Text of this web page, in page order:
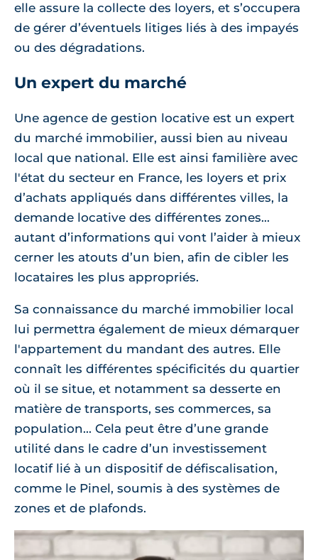
elle assure la collecte des loyers, et s’occupera
de gérer d’éventuels litiges liés à des impayés
ou des dégradations.
Un expert du marché
Une agence de gestion locative est un expert
du marché immobilier, aussi bien au niveau
local que national. Elle est ainsi familière avec
l'état du secteur en France, les loyers et prix
d’achats appliqués dans différentes villes, la
demande locative des différentes zones...
autant d’informations qui vont l’aider à mieux
cerner les atouts d’un bien, afin de cibler les
locataires les plus appropriés.
Sa connaissance du marché immobilier local
lui permettra également de mieux démarquer
l'appartement du mandant des autres. Elle
connaît les différentes spécificités du quartier
où il se situe, et notamment sa desserte en
matière de transports, ses commerces, sa
population... Cela peut être d’une grande
utilité dans le cadre d’un investissement
locatif lié à un dispositif de défiscalisation,
comme le Pinel, soumis à des systèmes de
zones et de plafonds.